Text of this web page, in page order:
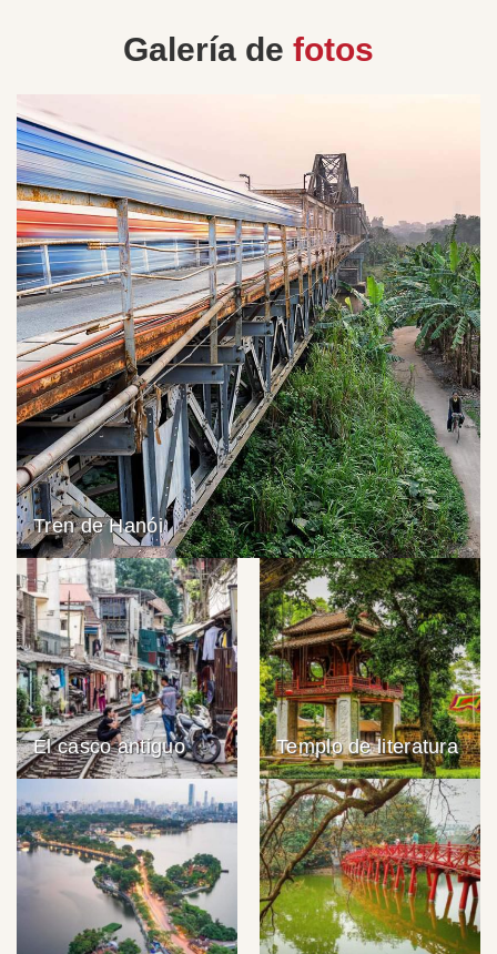
Galería de fotos
Tren de Hanói
El casco antiguo Templo de literatura